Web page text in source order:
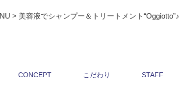
> 美容液でシャンプー＆トリートメント“Oggiotto”♪
CONCEPT こだわり STAFF